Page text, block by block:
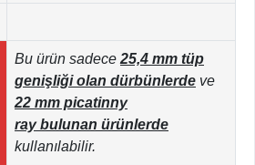
Bu ürün sadece 25,4 mm tüp
genişliği olan dürbünlerde ve
22 mm picatinny
ray bulunan ürünlerde
kullanılabilir.